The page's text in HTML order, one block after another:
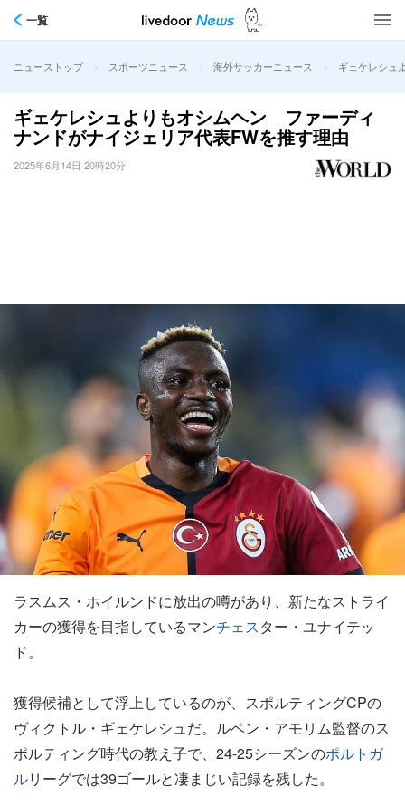
一覧
ニューストップ > スポーツニュース > 海外サッカーニュース > ギェケレシュ
ギェケレシュよりもオシムヘン ファーディ
ナンドがナイジェリア代表FWを推す理由
2025年6月14日 20時20分
ラスムス・ホイルンドに放出の噂があり、新たなストライ
カーの獲得を目指しているマンチェスター・ユナイテッ
ド。
獲得候補として浮上しているのが、スポルティングCPの
ヴィクトル・ギェケレシュだ。ルベン・アモリム監督のス
ポルティング時代の教え子で、24-25シーズンのポルトガ
ルリーグでは39ゴールと凄まじい記録を残した。